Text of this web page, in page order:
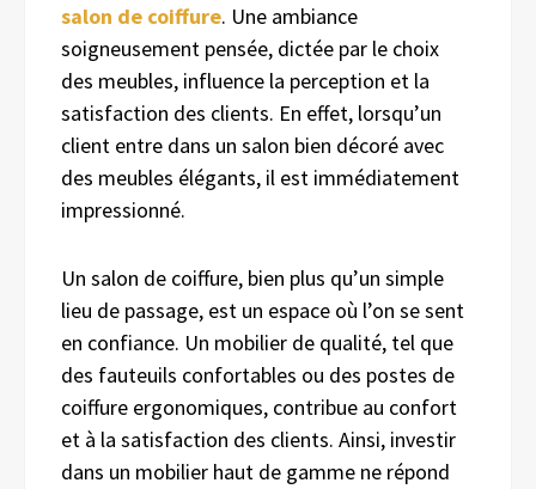
salon de coiffure. Une ambiance
soigneusement pensée, dictée par le choix
des meubles, influence la perception et la
satisfaction des clients. En effet, lorsqu’un
client entre dans un salon bien décoré avec
des meubles élégants, il est immédiatement
impressionné.
Un salon de coiffure, bien plus qu’un simple
lieu de passage, est un espace où l’on se sent
en confiance. Un mobilier de qualité, tel que
des fauteuils confortables ou des postes de
coiffure ergonomiques, contribue au confort
et à la satisfaction des clients. Ainsi, investir
dans un mobilier haut de gamme ne répond